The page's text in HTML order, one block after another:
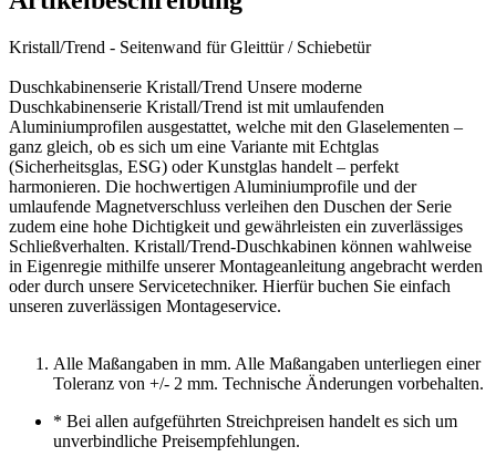
Kristall/Trend - Seitenwand für Gleittür / Schiebetür
Duschkabinenserie Kristall/Trend Unsere moderne
Duschkabinenserie Kristall/Trend ist mit umlaufenden
Aluminiumprofilen ausgestattet, welche mit den Glaselementen –
ganz gleich, ob es sich um eine Variante mit Echtglas
(Sicherheitsglas, ESG) oder Kunstglas handelt – perfekt
harmonieren. Die hochwertigen Aluminiumprofile und der
umlaufende Magnetverschluss verleihen den Duschen der Serie
zudem eine hohe Dichtigkeit und gewährleisten ein zuverlässiges
Schließverhalten. Kristall/Trend-Duschkabinen können wahlweise
in Eigenregie mithilfe unserer Montageanleitung angebracht werden
oder durch unsere Servicetechniker. Hierfür buchen Sie einfach
unseren zuverlässigen Montageservice.
Alle Maßangaben in mm. Alle Maßangaben unterliegen einer
Toleranz von +/- 2 mm. Technische Änderungen vorbehalten.
* Bei allen aufgeführten Streichpreisen handelt es sich um
unverbindliche Preisempfehlungen.